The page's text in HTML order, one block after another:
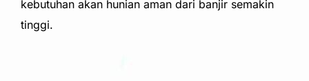
kebutuhan akan hunian aman dari banjir semakin
tinggi.